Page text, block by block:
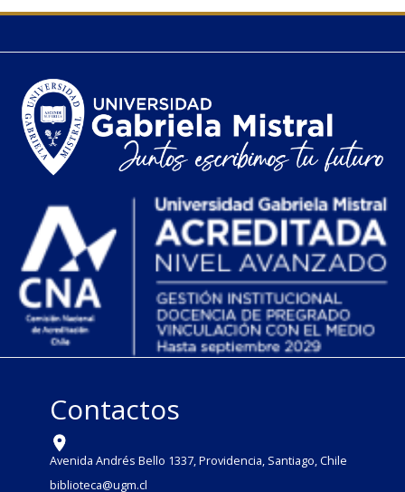
Contactos
Avenida Andrés Bello 1337, Providencia, Santiago, Chile
biblioteca@ugm.cl